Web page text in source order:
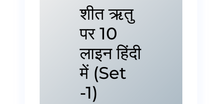
शीत ऋतु
पर 10
लाइन हिंदी
में (Set
-1)